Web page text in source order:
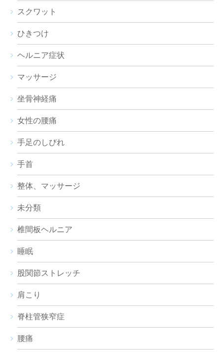
スクワット
ひきつけ
ヘルニア症状
マッサージ
坐骨神経痛
女性の腰痛
手足のしびれ
手首
整体、マッサージ
未分類
椎間板ヘルニア
睡眠
股関節ストレッチ
肩こり
脊柱管狭窄症
腰痛